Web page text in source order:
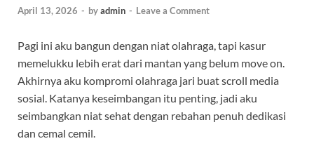
April 13, 2026 - byadmin - Leave a Comment
Pagi ini aku bangun dengan niat olahraga, tapi kasur
memelukku lebih erat dari mantan yang belum move on.
Akhirnya aku kompromi olahraga jari buat scroll media
sosial. Katanya keseimbangan itu penting, jadi aku
seimbangkan niat sehat dengan rebahan penuh dedikasi
dan cemal cemil.